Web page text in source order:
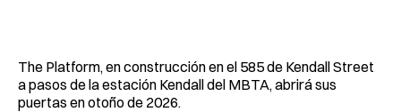
The Platform, en construcción en el 585 de Kendall Street
a pasos de la estación Kendall del MBTA, abrirá sus
puertas en otoño de 2026.